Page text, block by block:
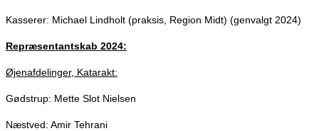
Kasserer: Michael Lindholt (praksis, Region Midt) (genvalgt 2024)
Repræsentantskab 2024:
Øjenafdelinger, Katarakt:
Gødstrup: Mette Slot Nielsen
Næstved: Amir Tehrani